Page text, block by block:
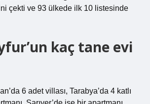
çekti ve 93 ülkede ilk 10 listesinde
kaç tane evi
6 adet villası, Tarabya’da 4 katlı